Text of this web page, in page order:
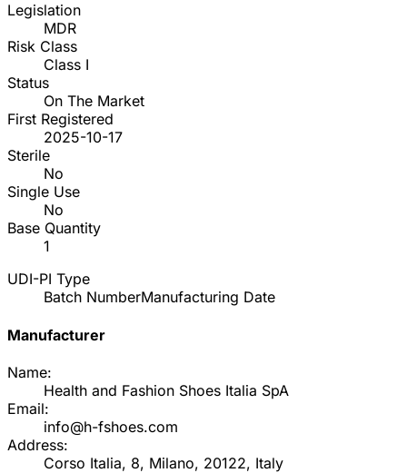
Legislation
MDR
Risk Class
Class I
Status
On The Market
First Registered
2025-10-17
Sterile
No
Single Use
No
Base Quantity
1
UDI-PI Type
Batch NumberManufacturing Date
Manufacturer
Name:
Health and Fashion Shoes Italia SpA
Email:
info@h-fshoes.com
Address:
Corso Italia, 8, Milano, 20122, Italy